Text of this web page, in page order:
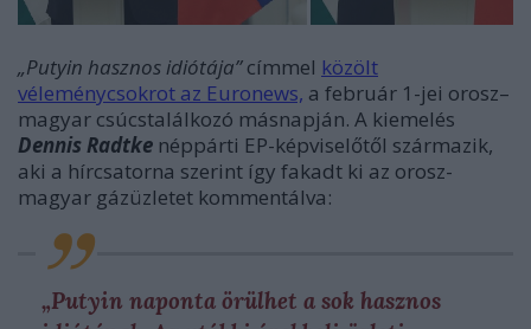
„Putyin hasznos idiótája”címmel közölt
véleménycsokrot az Euronews, a február 1-jei orosz–
magyar csúcstalálkozó másnapján. A kiemelés
Dennis Radtke néppárti EP-képviselőtől származik,
aki a hírcsatorna szerint így fakadt ki az orosz-
magyar gázüzletet kommentálva:
„Putyin naponta örülhet a sok hasznos